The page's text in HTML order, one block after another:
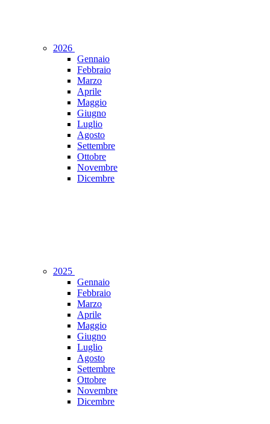
2026
Gennaio
Febbraio
Marzo
Aprile
Maggio
Giugno
Luglio
Agosto
Settembre
Ottobre
Novembre
Dicembre
2025
Gennaio
Febbraio
Marzo
Aprile
Maggio
Giugno
Luglio
Agosto
Settembre
Ottobre
Novembre
Dicembre